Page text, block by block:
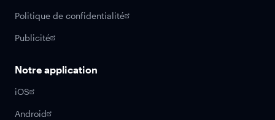
Politique de confidentialité
Publicité
Notre application
iOS
Android